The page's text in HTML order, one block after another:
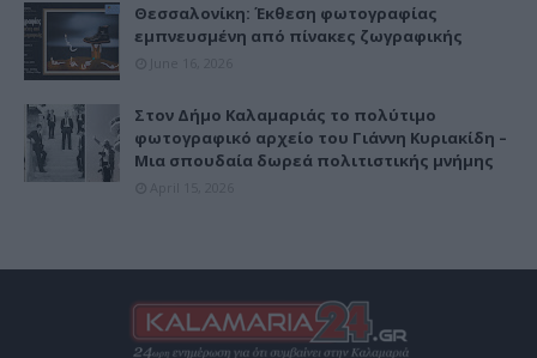
Θεσσαλονίκη: Έκθεση φωτογραφίας
εμπνευσμένη από πίνακες ζωγραφικής
Στον Δήμο Καλαμαριάς το πολύτιμο
φωτογραφικό αρχείο του Γιάννη Κυριακίδη –
Μια σπουδαία δωρεά πολιτιστικής μνήμης